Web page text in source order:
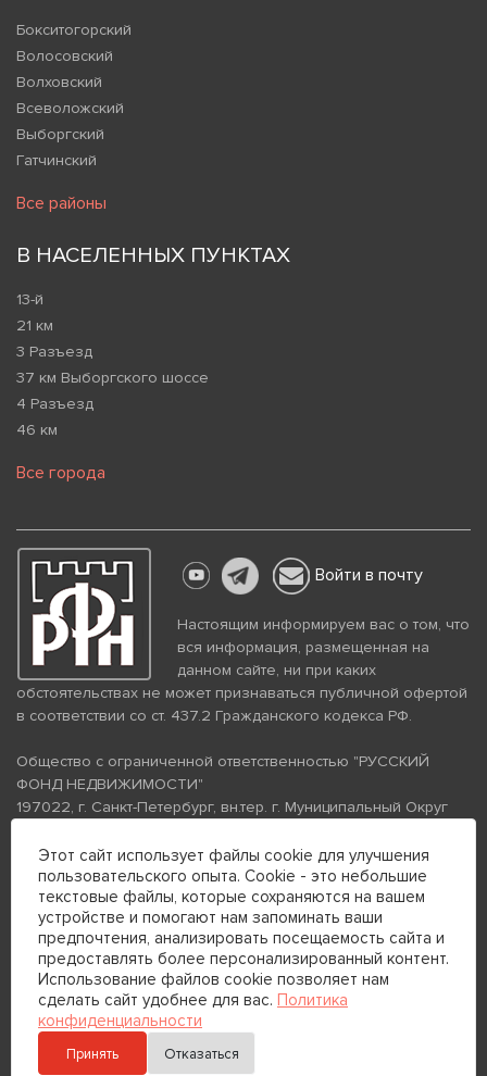
Бокситогорский
Волосовский
Волховский
Всеволожский
Выборгский
Гатчинский
Все районы
В НАСЕЛЕННЫХ ПУНКТАХ
13-й
21 км
3 Разъезд
37 км Выборгского шоссе
4 Разъезд
46 км
Все города
Войти в почту
Настоящим информируем вас о том, что
вся информация, размещенная на
данном сайте, ни при каких
обстоятельствах не может признаваться публичной офертой
в соответствии со ст. 437.2 Гражданского кодекса РФ.
Общество с ограниченной ответственностью "РУССКИЙ
ФОНД НЕДВИЖИМОСТИ"
197022, г. Санкт-Петербург, вн.тер. г. Муниципальный Округ
помещение 26Н, комната 103
ИНН 7813672570 КПП 781301001 ОГРН 1237800058870
Политика конфиденциальности
Политика обработки
персональных данных
Телефон для связи:
+7 (812) 200-99-98
+7 (812) 200-88-89
Отправить сообщение
Этот сайт использует файлы cookie для улучшения
пользовательского опыта. Cookie - это небольшие
текстовые файлы, которые сохраняются на вашем
устройстве и помогают нам запоминать ваши
предпочтения, анализировать посещаемость сайта и
предоставлять более персонализированный контент.
Использование файлов cookie позволяет нам
сделать сайт удобнее для вас. Политика
конфиденциальности
Принять Отказаться